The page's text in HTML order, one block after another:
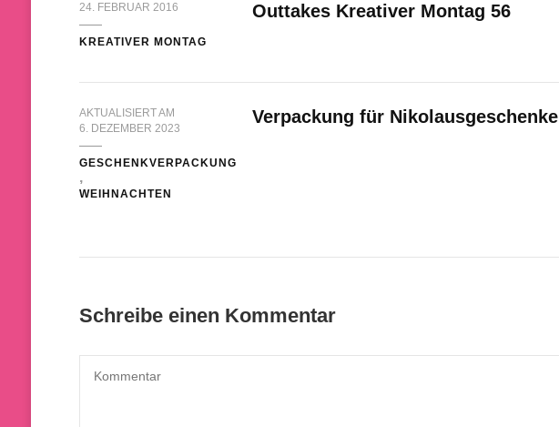
24. FEBRUAR 2016
KREATIVER MONTAG
Outtakes Kreativer Montag 56
AKTUALISIERT AM
6. DEZEMBER 2023
GESCHENKVERPACKUNG
WEIHNACHTEN
Verpackung für Nikolausgeschenke
Schreibe einen Kommentar